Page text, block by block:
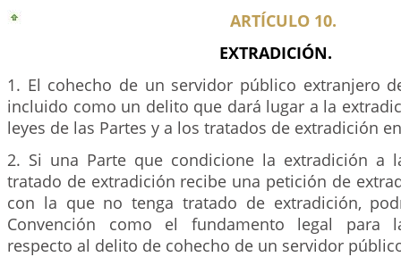
ARTÍCULO 10.
EXTRADICIÓN.
1. El cohecho de un servidor público extranjero
incluido como un delito que dará lugar a la
leyes de las Partes y a los tratados de extradición
2. Si una Parte que condicione la extradición a
tratado de extradición recibe una petición de
con la que no tenga tratado de extradición,
Convención como el fundamento legal para
respecto al delito de cohecho de un servidor